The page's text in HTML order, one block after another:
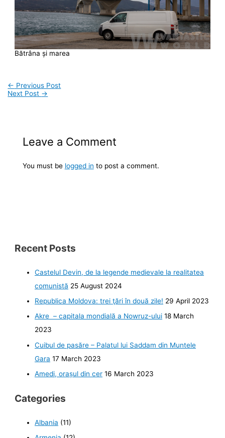
Bătrâna și marea
← Previous Post
Next Post →
Leave a Comment
You must be logged in to post a comment.
Recent Posts
Castelul Devin, de la legende medievale la realitatea
comunistă 25 August 2024
Republica Moldova: trei ţări în două zile! 29 April 2023
Akre – capitala mondială a Nowruz-ului 18 March
2023
Cuibul de pasăre – Palatul lui Saddam din Muntele
Gara 17 March 2023
Amedi, orașul din cer 16 March 2023
Categories
Albania (11)